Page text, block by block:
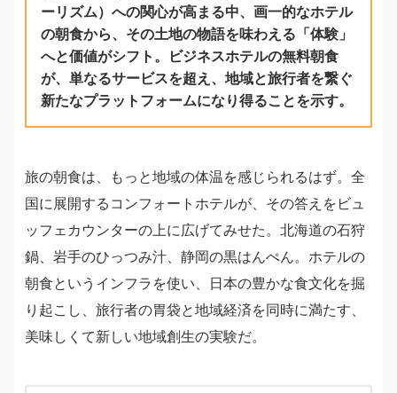
ーリズム）への関心が高まる中、画一的なホテル
の朝食から、その土地の物語を味わえる「体験」
へと価値がシフト。ビジネスホテルの無料朝食
が、単なるサービスを超え、地域と旅行者を繋ぐ
新たなプラットフォームになり得ることを示す。
旅の朝食は、もっと地域の体温を感じられるはず。全
国に展開するコンフォートホテルが、その答えをビュ
ッフェカウンターの上に広げてみせた。北海道の石狩
鍋、岩手のひっつみ汁、静岡の黒はんぺん。ホテルの
朝食というインフラを使い、日本の豊かな食文化を掘
り起こし、旅行者の胃袋と地域経済を同時に満たす、
美味しくて新しい地域創生の実験だ。